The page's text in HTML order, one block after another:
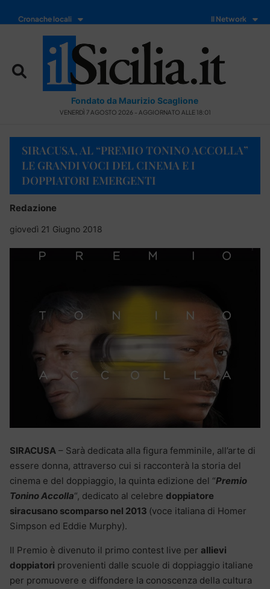
Cronache locali Il Network
Fondato da Maurizio Scaglione
VENERDÌ 7 AGOSTO 2026 - AGGIORNATO ALLE 18:01
SIRACUSA, AL “PREMIO TONINO ACCOLLA”
LE GRANDI VOCI DEL CINEMA E I
DOPPIATORI EMERGENTI
Redazione
giovedì 21 Giugno 2018
SIRACUSA – Sarà dedicata alla figura femminile, all’arte di
essere donna, attraverso cui si racconterà la storia del
cinema e del doppiaggio, la quinta edizione del “Premio
Tonino Accolla“, dedicato al celebre doppiatore
siracusano scomparso nel 2013 (voce italiana di Homer
Simpson ed Eddie Murphy).
Il Premio è divenuto il primo contest live per allievi
doppiatori provenienti dalle scuole di doppiaggio italiane
per promuovere e diffondere la conoscenza della cultura